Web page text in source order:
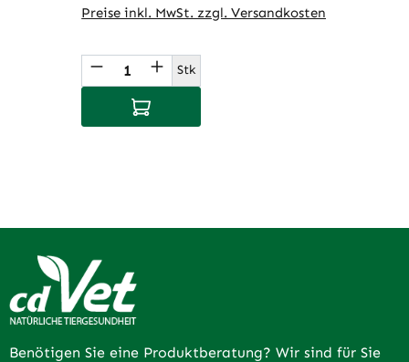
Preise inkl. MwSt. zzgl. Versandkosten
Produkt Anzahl: Gib den
Stk
In den Warenkorb
Benötigen Sie eine Produktberatung? Wir sind für Sie